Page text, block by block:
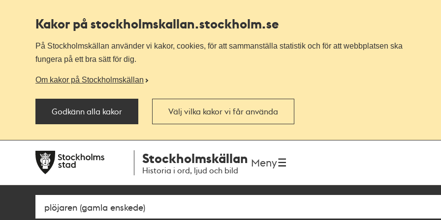
Kakor på stockholmskallan.stockholm.se
På Stockholmskällan använder vi kakor, cookies, för att sammanställa statistik och för att webbplatsen ska
fungera på ett bra sätt för dig.
Om kakor på Stockholmskällan
Godkänn alla kakor Välj vilka kakor vi får använda
navigationen
huvudinnehållet
Stockholmskällan
Historia i ord, ljud och bild
Meny
Sök